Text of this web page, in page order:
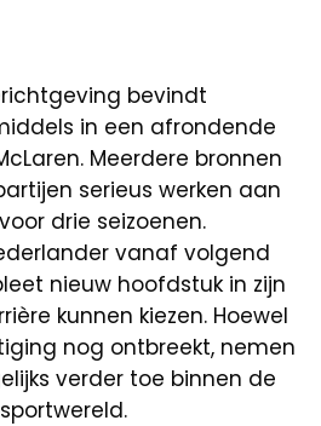
bevindt
in een afrondende
Meerdere bronnen
serieus werken aan
drie seizoenen.
vanaf volgend
nieuw hoofdstuk in zijn
kunnen kiezen. Hoewel
nog ontbreekt, nemen
verder toe binnen de